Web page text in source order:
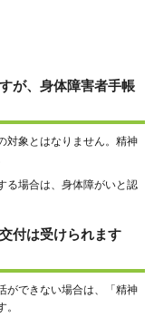
が、身体障害者手帳
対象とはなりません。精神
る場合は、身体障がいと認
付は受けられます
ができない場合は、「精神